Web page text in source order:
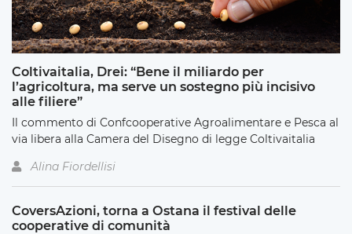
Coltivaitalia, Drei: “Bene il miliardo per
l’agricoltura, ma serve un sostegno più incisivo
alle filiere”
Il commento di Confcooperative Agroalimentare e Pesca al
via libera alla Camera del Disegno di legge Coltivaitalia
Alina Fiordellisi
CoversAzioni, torna a Ostana il festival delle
cooperative di comunità